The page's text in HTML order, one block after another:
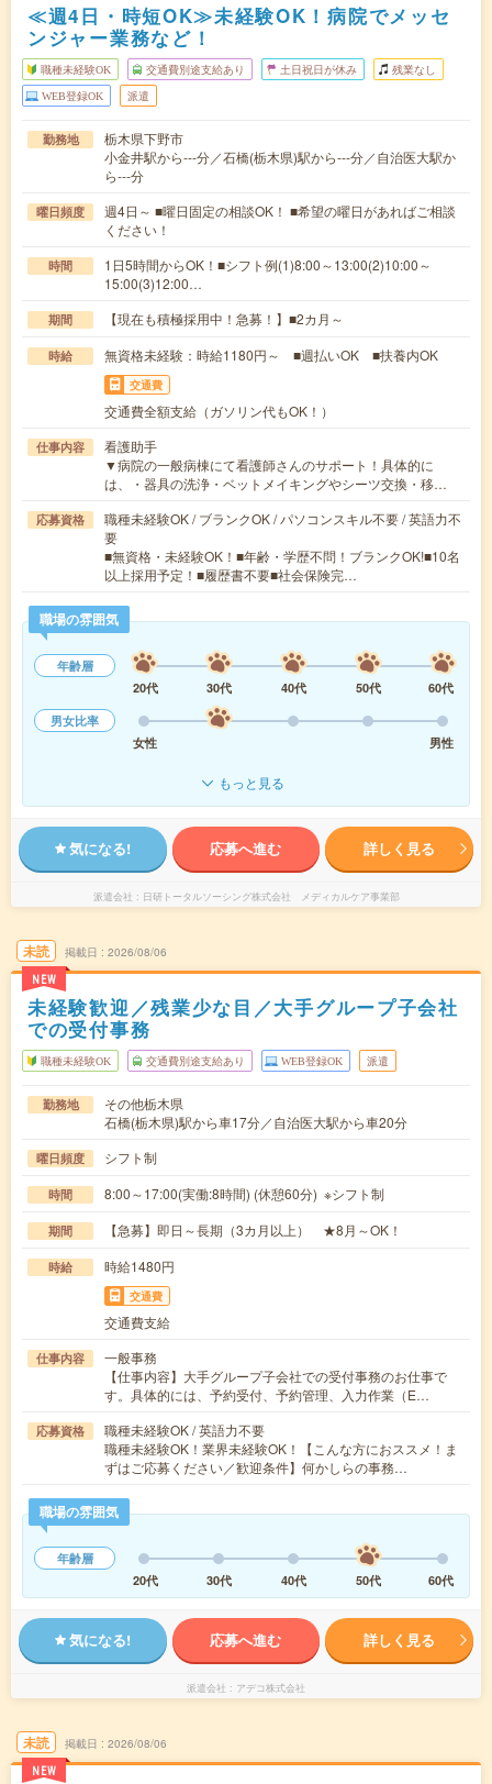
≪週4日・時短OK≫未経験OK！病院でメッセ
ンジャー業務など！
職種未経験OK 交通費別途支給あり 土日祝日が休み 残業なし
WEB登録OK 派遣
勤務地
栃木県下野市
小金井駅から---分／石橋(栃木県)駅から---分／自治医大駅か
ら---分
曜日頻度
週4日～ ■曜日固定の相談OK！ ■希望の曜日があればご相談
ください！
時間
1日5時間からOK！■シフト例(1)8:00～13:00(2)10:00～
15:00(3)12:00…
期間 【現在も積極採用中！急募！】■2カ月～
時給 無資格未経験：時給1180円～ ■週払いOK ■扶養内OK
交通費
交通費全額支給（ガソリン代もOK！）
仕事内容
看護助手
▼病院の一般病棟にて看護師さんのサポート！具体的に
は、・器具の洗浄・ベットメイキングやシーツ交換・移…
応募資格
職種未経験OK / ブランクOK / パソコンスキル不要 / 英語力不
要
■無資格・未経験OK！■年齢・学歴不問！ブランクOK!■10名
以上採用予定！■履歴書不要■社会保険完…
職場の雰囲気
年齢層
20代
30代 40代 50代
60代
男女比率
女性
男性
もっと見る
気になる! 応募へ進む 詳しく見る
派遣会社 日研トータルソーシング株式会社 メディカルケア事業部
未読
NEW
掲載日 2026/08/06
未経験歓迎／残業少な目／大手グループ子会社
での受付事務
職種未経験OK 交通費別途支給あり WEB登録OK 派遣
勤務地
その他栃木県
石橋(栃木県)駅から車17分／自治医大駅から車20分
曜日頻度 シフト制
時間 8:00～17:00(実働:8時間) (休憩60分) ※シフト制
期間 【急募】即日～長期（3カ月以上） ★8月～OK！
時給 時給1480円
交通費
交通費支給
仕事内容
一般事務
【仕事内容】大手グループ子会社での受付事務のお仕事で
す。具体的には、予約受付、予約管理、入力作業（E…
応募資格
職種未経験OK / 英語力不要
職種未経験OK！業界未経験OK！【こんな方におススメ！ま
ずはご応募ください／歓迎条件】何かしらの事務…
職場の雰囲気
年齢層
20代
30代 40代 50代 60代
気になる! 応募へ進む 詳しく見る
派遣会社 アデコ株式会社
未読
NEW
掲載日 2026/08/06